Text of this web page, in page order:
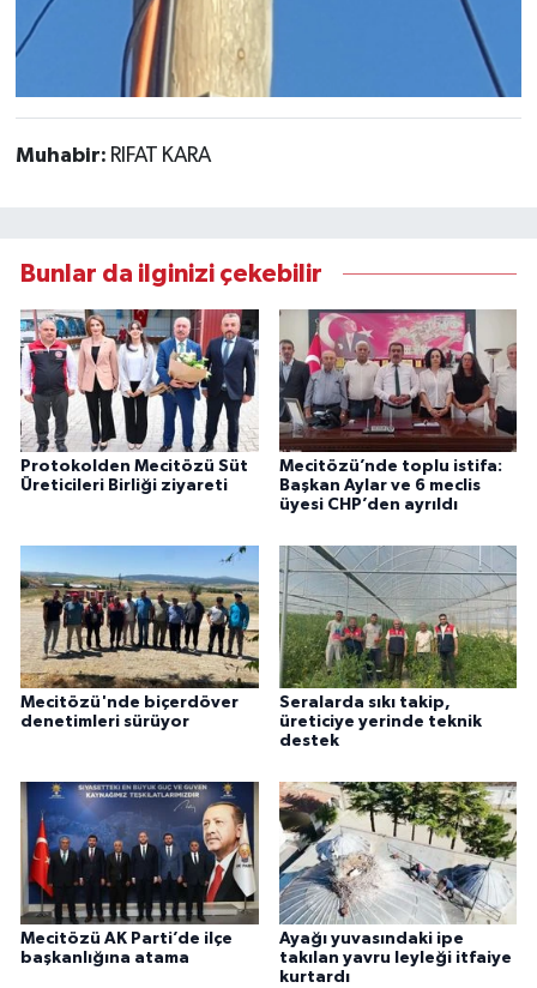
Muhabir: RIFAT KARA
Bunlar da ilginizi çekebilir
Protokolden Mecitözü Süt
Üreticileri Birliği ziyareti
Mecitözü’nde toplu istifa:
Başkan Aylar ve 6 meclis
üyesi CHP’den ayrıldı
Mecitözü'nde biçerdöver
denetimleri sürüyor
Seralarda sıkı takip,
üreticiye yerinde teknik
destek
Mecitözü AK Parti’de ilçe
başkanlığına atama
Ayağı yuvasındaki ipe
takılan yavru leyleği itfaiye
kurtardı